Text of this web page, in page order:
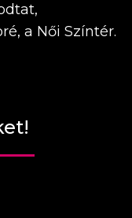
a Női Színtér.